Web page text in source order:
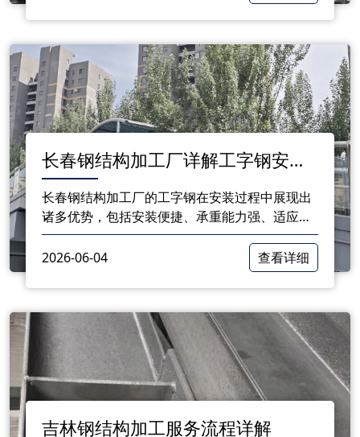
长春钢结构加工厂详解工字钢安装
的实用优势
长春钢结构加工厂的工字钢在安装过程中展现出
诸多优势，包括安装便捷、承重能力强、适应性
强、成本低、安全性高以及维护方便等。这些优
势使得工字钢在建筑和工业领域得到了广泛的应
2026-06-04 查看详细
​吉林钢结构加工服务流程详解